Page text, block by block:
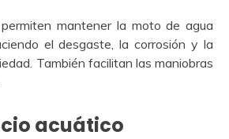
mantener la moto de agua
el desgaste, la corrosión y la
También facilitan las maniobras
acuático